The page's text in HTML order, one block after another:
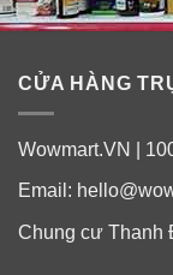
Cách chế biến:
– Hòa tan Vega
hay nước lọc tinh
CỬA HÀNG
Wowmart.VN |
Email:
Chung cư Thanh